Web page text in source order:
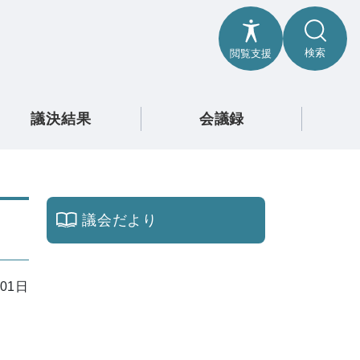
閲覧支援 検索
議決結果 会議録
日
議会だより